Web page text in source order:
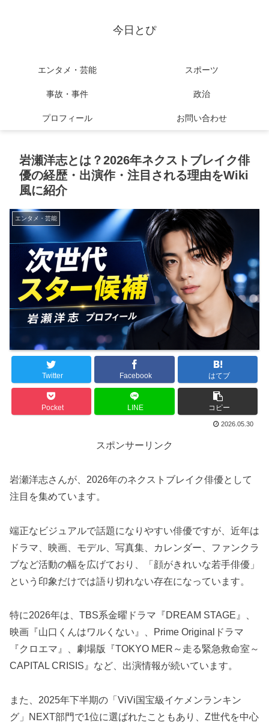
今日とぴ
エンタメ・芸能 スポーツ
事故・事件 政治
プロフィール お問い合わせ
岩瀬洋志とは？2026年ネクストブレイク俳
優の経歴・出演作・注目される理由をWiki
風に紹介
エンタメ・芸能
Twitter Facebook はてブ
Pocket LINE コピー
2026.05.30
スポンサーリンク
岩瀬洋志さんが、2026年のネクストブレイク俳優として
注目を集めています。
端正なビジュアルで話題になりやすい俳優ですが、近年は
ドラマ、映画、モデル、写真集、カレンダー、ファンクラ
ブなど活動の幅を広げており、「顔がきれいな若手俳優」
という印象だけでは語り切れない存在になっています。
特に2026年は、TBS系金曜ドラマ『DREAM STAGE』、
映画『山口くんはワルくない』、Prime Originalドラマ
『クロエマ』、劇場版『TOKYO MER～走る緊急救命室～
CAPITAL CRISIS』など、出演情報が続いています。
また、2025年下半期の「ViVi国宝級イケメンランキン
グ」NEXT部門で1位に選ばれたこともあり、Z世代を中心